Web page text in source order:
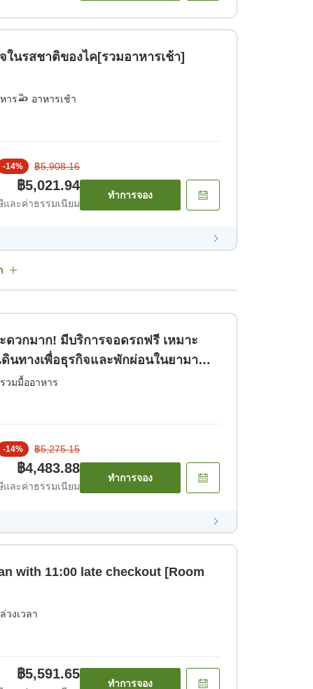
ในรสชาติของไค[รวมอาหารเช้า]
าร อาหารเช้า
-14% ฿5,908.16
฿5,021.94
และค่าธรรมเนียม
ทำการจอง
ดวกมาก! มีบริการจอดรถฟรี เหมาะ
ดินทางเพื่อธุรกิจและพักผ่อนในยามา
วมมื้ออาหาร
-14% ฿5,275.15
฿4,483.88
และค่าธรรมเนียม
ทำการจอง
with 11:00 late checkout [Room
วงเวลา
฿5,591.65
ทำการจอง